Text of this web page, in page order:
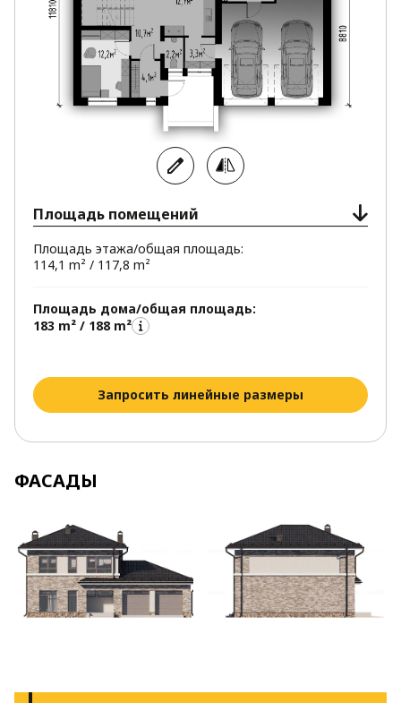
Площадь помещений
Площадь этажа/общая площадь:
114,1 m² / 117,8 m²
Площадь дома/общая площадь:
183 m² / 188 m²
Запросить линейные размеры
ФАСАДЫ